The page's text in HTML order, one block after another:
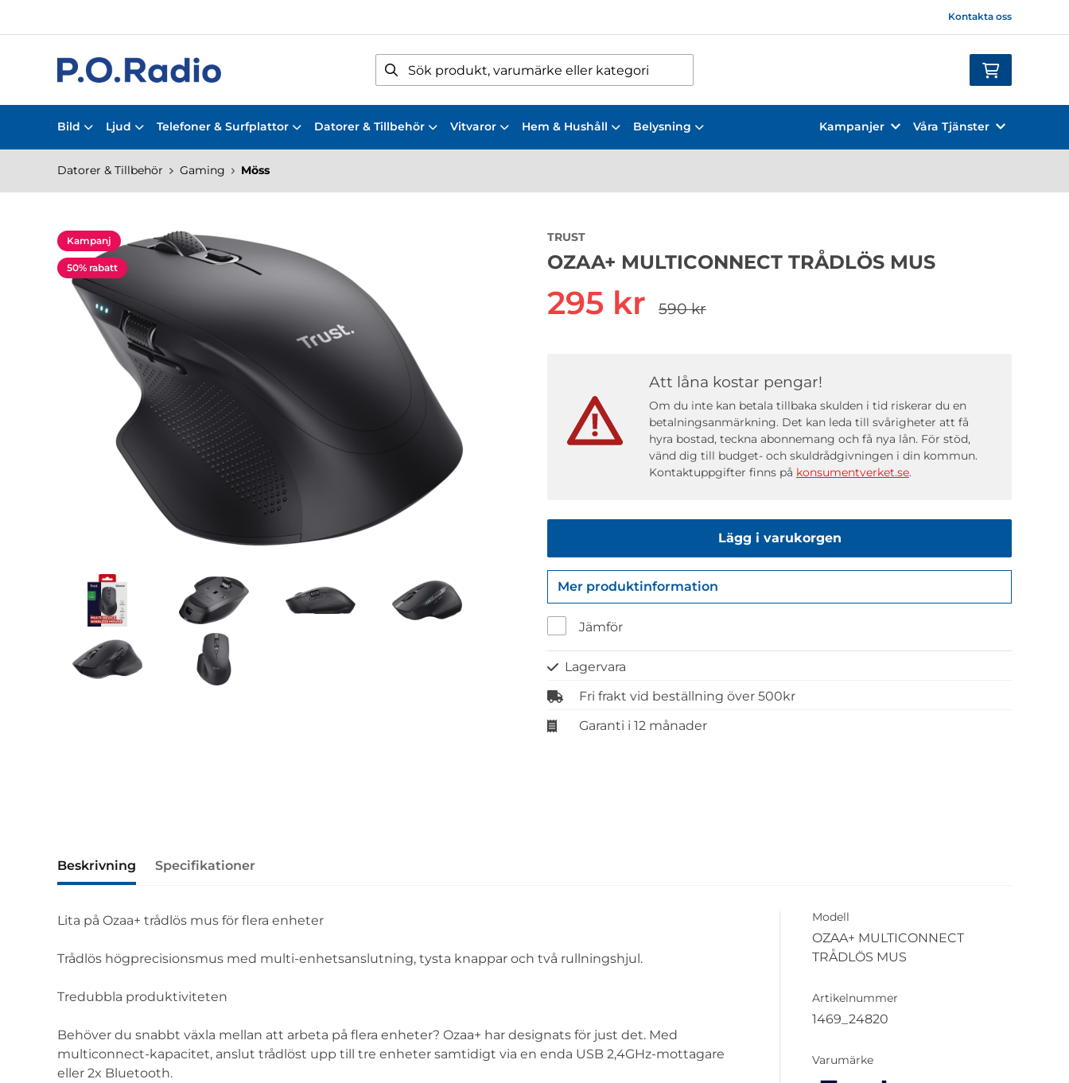
Kontakta oss
Bild Ljud Telefoner & Surfplattor Datorer & Tillbehör Vitvaror Hem & Hushåll Belysning Kampanjer Våra Tjänster
Datorer & Tillbehör Gaming Möss
Kampanj
50% rabatt
TRUST
OZAA+ MULTICONNECT TRÅDLÖS MUS
295 kr 590 kr
Att låna kostar pengar!
Om du inte kan betala tillbaka skulden i tid riskerar du en
betalningsanmärkning. Det kan leda till svårigheter att få
hyra bostad, teckna abonnemang och få nya lån. För stöd,
vänd dig till budget- och skuldrådgivningen i din kommun.
Kontaktuppgifter finns på konsumentverket.se.
Lägg i varukorgen
Mer produktinformation
Jämför
Lagervara
Fri frakt vid beställning över 500kr
Garanti i 12 månader
Beskrivning Specifikationer
Lita på Ozaa+ trådlös mus för flera enheter
Trådlös högprecisionsmus med multi-enhetsanslutning, tysta knappar och två rullningshjul.
Tredubbla produktiviteten
Behöver du snabbt växla mellan att arbeta på flera enheter? Ozaa+ har designats för just det. Med
multiconnect-kapacitet, anslut trådlöst upp till tre enheter samtidigt via en enda USB 2,4GHz-mottagare
eller 2x Bluetooth.
Modell
OZAA+ MULTICONNECT
TRÅDLÖS MUS
Artikelnummer
1469_24820
Varumärke